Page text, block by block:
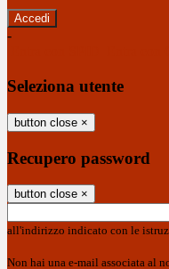
-
Seleziona utente
button close ×
Recupero password
button close ×
all'indirizzo indicato con le
Non hai una e-mail associata al